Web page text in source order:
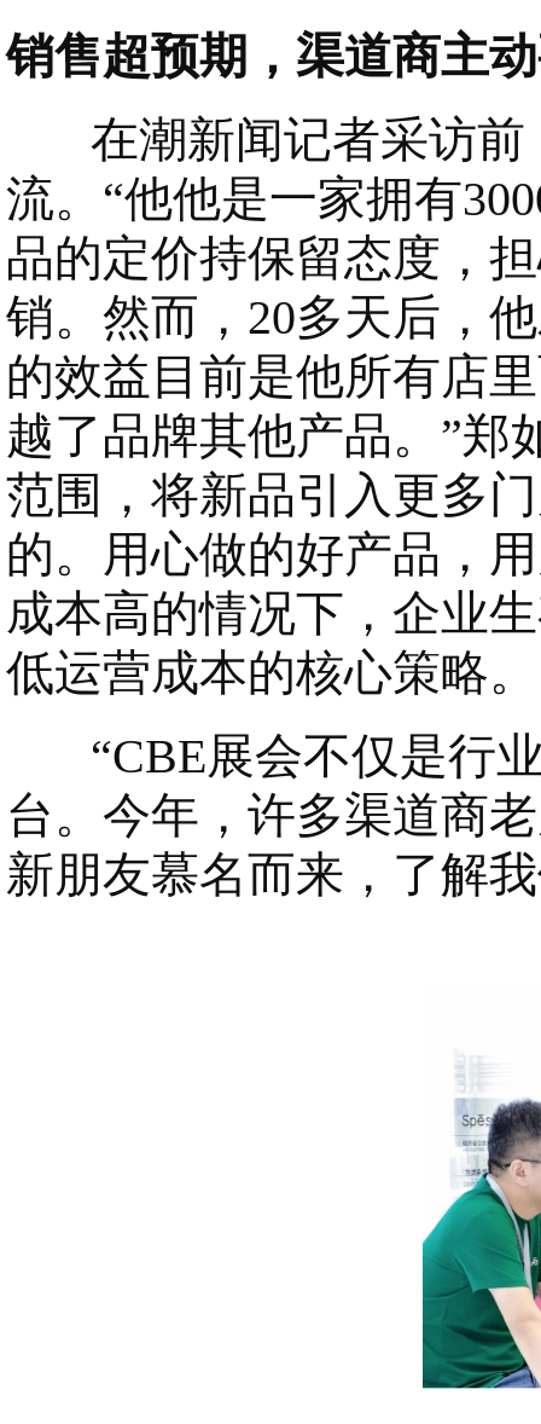
销售超预期，渠道商主
在潮新闻记者采访前
流。“他他是一家拥有
品的定价持保留态度，
销。然而，20多天后，
的效益目前是他所有店
越了品牌其他产品。”郑
范围，将新品引入更多
的。用心做的好产品，
成本高的情况下，企业
低运营成本的核心策略。
“CBE展会不仅是行业
台。今年，许多渠道商
新朋友慕名而来，了解